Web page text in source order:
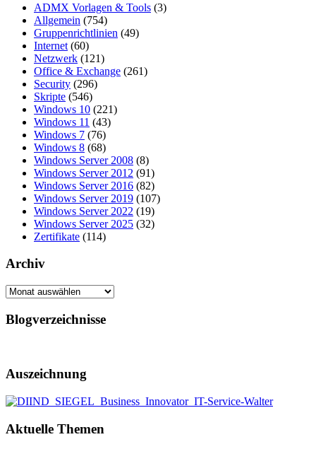
ADMX Vorlagen & Tools (3)
Allgemein (754)
Gruppenrichtlinien (49)
Internet (60)
Netzwerk (121)
Office & Exchange (261)
Security (296)
Skripte (546)
Windows 10 (221)
Windows 11 (43)
Windows 7 (76)
Windows 8 (68)
Windows Server 2008 (8)
Windows Server 2012 (91)
Windows Server 2016 (82)
Windows Server 2019 (107)
Windows Server 2022 (19)
Windows Server 2025 (32)
Zertifikate (114)
Archiv
Archiv
Blogverzeichnisse
Auszeichnung
Aktuelle Themen